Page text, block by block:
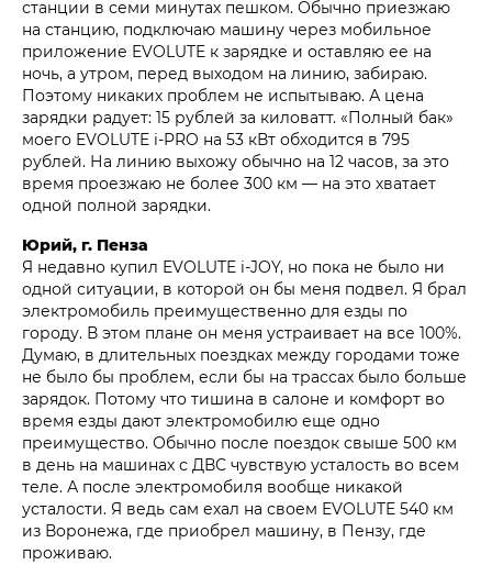
станции в семи минутах пешком. Обычно приезжаю
на станцию, подключаю машину через мобильное
приложение EVOLUTE к зарядке и оставляю ее на
ночь, а утром, перед выходом на линию, забираю.
Поэтому никаких проблем не испытываю. А цена
зарядки радует: 15 рублей за киловатт. «Полный бак»
моего EVOLUTE i‑PRO на 53 кВт обходится в 795
рублей. На линию выхожу обычно на 12 часов, за это
время проезжаю не более 300 км — на это хватает
одной полной зарядки.
Юрий, г. Пенза
Я недавно купил EVOLUTE i‑JOY, но пока не было ни
одной ситуации, в которой он бы меня подвел. Я брал
электромобиль преимущественно для езды по
городу. В этом плане он меня устраивает на все 100%.
Думаю, в длительных поездках между городами тоже
не было бы проблем, если бы на трассах было больше
зарядок. Потому что тишина в салоне и комфорт во
время езды дают электромобилю еще одно
преимущество. Обычно после поездок свыше 500 км
в день на машинах с ДВС чувствую усталость во всем
теле. А после электромобиля вообще никакой
усталости. Я ведь сам ехал на своем EVOLUTE 540 км
из Воронежа, где приобрел машину, в Пензу, где
проживаю.